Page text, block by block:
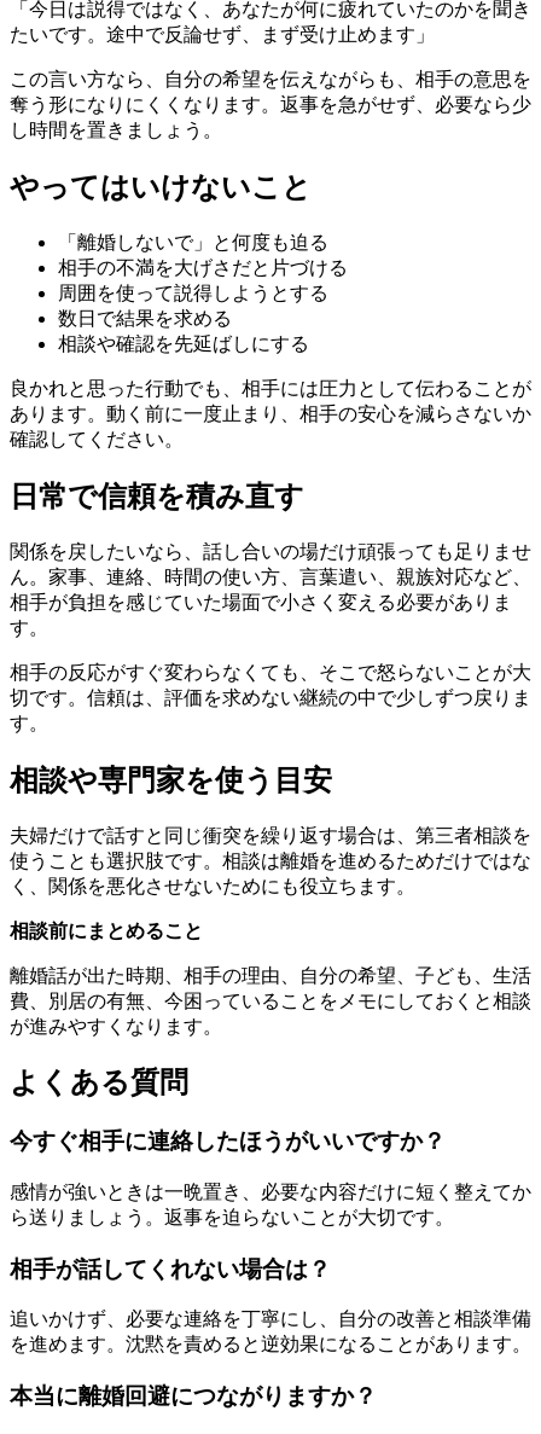
「今日は説得ではなく、あなたが何に疲れていたのかを聞き
たいです。途中で反論せず、まず受け止めます」
この言い方なら、自分の希望を伝えながらも、相手の意思を
奪う形になりにくくなります。返事を急がせず、必要なら少
し時間を置きましょう。
やってはいけないこと
「離婚しないで」と何度も迫る
相手の不満を大げさだと片づける
周囲を使って説得しようとする
数日で結果を求める
相談や確認を先延ばしにする
良かれと思った行動でも、相手には圧力として伝わることが
あります。動く前に一度止まり、相手の安心を減らさないか
確認してください。
日常で信頼を積み直す
関係を戻したいなら、話し合いの場だけ頑張っても足りませ
ん。家事、連絡、時間の使い方、言葉遣い、親族対応など、
相手が負担を感じていた場面で小さく変える必要がありま
す。
相手の反応がすぐ変わらなくても、そこで怒らないことが大
切です。信頼は、評価を求めない継続の中で少しずつ戻りま
す。
相談や専門家を使う目安
夫婦だけで話すと同じ衝突を繰り返す場合は、第三者相談を
使うことも選択肢です。相談は離婚を進めるためだけではな
く、関係を悪化させないためにも役立ちます。
相談前にまとめること
離婚話が出た時期、相手の理由、自分の希望、子ども、生活
費、別居の有無、今困っていることをメモにしておくと相談
が進みやすくなります。
よくある質問
今すぐ相手に連絡したほうがいいですか？
感情が強いときは一晩置き、必要な内容だけに短く整えてか
ら送りましょう。返事を迫らないことが大切です。
相手が話してくれない場合は？
追いかけず、必要な連絡を丁寧にし、自分の改善と相談準備
を進めます。沈黙を責めると逆効果になることがあります。
本当に離婚回避につながりますか？